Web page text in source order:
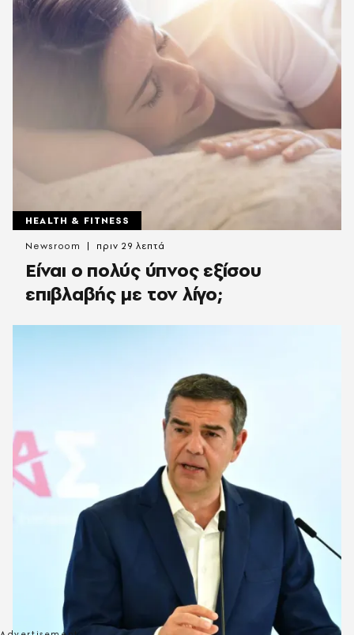
HEALTH & FITNESS
Είναι ο πολύς ύπνος εξίσου
επιβλαβής με τον λίγο;
Newsroom πριν 29 λεπτά